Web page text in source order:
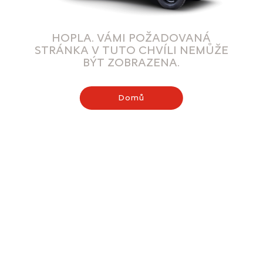
HOPLA. VÁMI POŽADOVANÁ
STRÁNKA V TUTO CHVÍLI NEMŮŽE
BÝT ZOBRAZENA.
Domů